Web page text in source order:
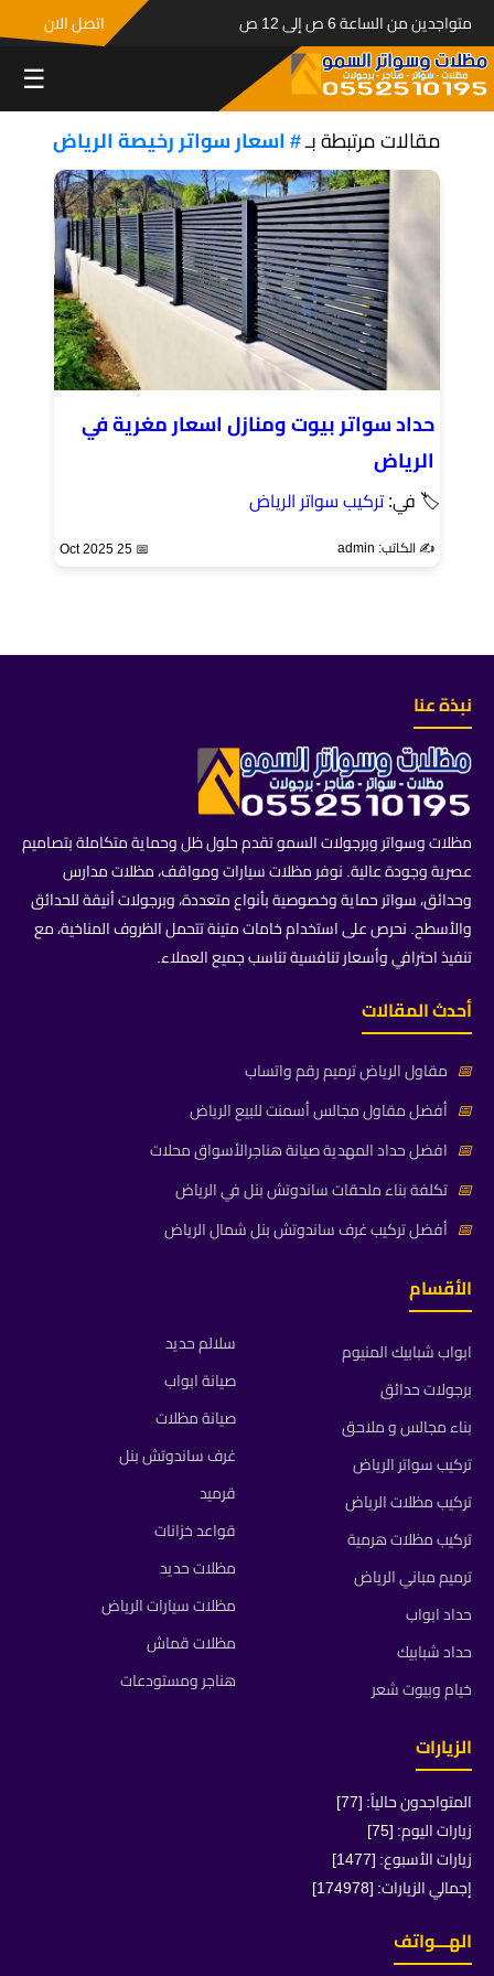
متواجدين من الساعة 6 ص إلى 12 ص اتصل الان
☰
مقالات مرتبطة بـ# اسعار سواتر رخيصة الرياض
حداد سواتر بيوت ومنازل اسعار مغرية في
الرياض
🏷 في:تركيب سواتر الرياض
✍️ الكاتب: admin 📅 25 Oct 2025
نبذة عنا
مظلات وسواتر وبرجولات السمو تقدم حلول ظل وحماية متكاملة بتصاميم
عصرية وجودة عالية. نوفر مظلات سيارات ومواقف، مظلات مدارس
وحدائق، سواتر حماية وخصوصية بأنواع متعددة، وبرجولات أنيقة للحدائق
والأسطح. نحرص على استخدام خامات متينة تتحمل الظروف المناخية، مع
تنفيذ احترافي وأسعار تنافسية تناسب جميع العملاء.
أحدث المقالات
📅 مقاول الرياض ترميم رقم واتساب
📅 أفضل مقاول مجالس أسمنت للبيع الرياض
📅 افضل حداد المهدية صيانة هناجرالأسواق محلات
📅 تكلفة بناء ملحقات ساندوتش بنل في الرياض
📅 أفضل تركيب غرف ساندوتش بنل شمال الرياض
الأقسام
ابواب شبابيك المنيوم
برجولات حدائق
بناء مجالس و ملاحق
تركيب سواتر الرياض
تركيب مظلات الرياض
تركيب مظلات هرمية
ترميم مباني الرياض
حداد ابواب
حداد شبابيك
خيام وبيوت شعر
سلالم حديد
صيانة ابواب
صيانة مظلات
غرف ساندوتش بنل
قرميد
قواعد خزانات
مظلات حديد
مظلات سيارات الرياض
مظلات قماش
هناجر ومستودعات
الزيارات
المتواجدون حالياً: [77]
زيارات اليوم: [75]
زيارات الأسبوع: [1477]
إجمالي الزيارات: [174978]
الهـــواتف